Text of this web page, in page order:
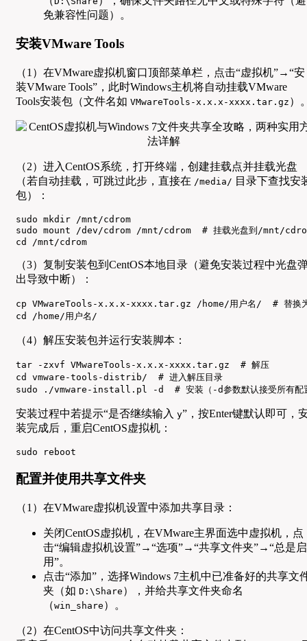
免兼容性问题）。
安装VMware Tools
（1）在VMware虚拟机窗口顶部菜单栏，点击“虚拟机”→“安
装VMware Tools”，此时Windows主机将自动挂载VMware
Tools安装包（文件名如 VMwareTools-x.x.x-xxxx.tar.gz ）
（2）进入CentOS系统，打开终端，创建挂载点并挂载光盘
（若自动挂载，可跳过此步，直接在 /media/ 目录下查找安
包）：
sudo mkdir /mnt/cdrom
sudo mount /dev/cdrom /mnt/cdrom  # 挂载光盘到/mnt/
cd /mnt/cdrom
（3）复制安装包到CentOS本地目录（避免安装过程中光盘
出导致中断）：
cp VMwareTools-x.x.x-xxxx.tar.gz /home/用户名/  # 替换为
cd /home/用户名/
（4）解压安装包并运行安装脚本：
tar -zxvf VMwareTools-x.x.x-xxxx.tar.gz  # 解压
cd vmware-tools-distrib/  # 进入解压目录
sudo ./vmware-install.pl -d  # 安装（-d参数默认接受所有配置
安装过程中若提示“是否继续输入 y”，按Enter键默认即可，
装完成后，重启CentOS虚拟机：
sudo reboot
配置并使用共享文件夹
（1）在VMware虚拟机设置中添加共享目录：
关闭CentOS虚拟机，在VMware主界面选中虚拟机，点
击“编辑虚拟机设置”→“选项”→“共享文件夹”→“总是启
用”。
点击“添加”，选择Windows 7主机中已准备好的共享文
夹（如 D:\Share ），并给共享文件夹命名
（win_share ）。
（2）在CentOS中访问共享文件夹：